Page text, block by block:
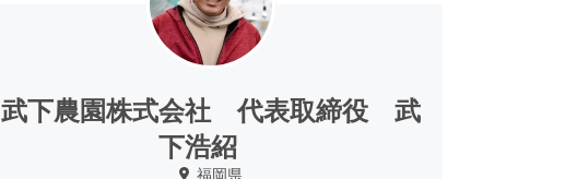
武下農園株式会社 代表取締役 武
下浩紹
福岡県